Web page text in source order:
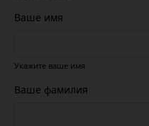
Ваше имя
Укажите ваше имя
Ваше фамилия